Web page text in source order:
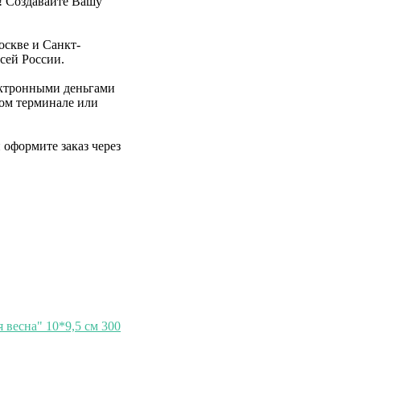
и Санкт-
России.
деньгами
терминале или
заказ через
весна" 10*9,5 см 300